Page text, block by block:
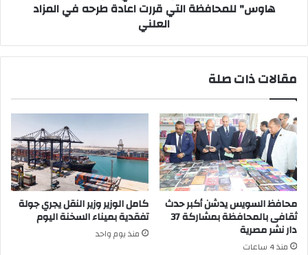
في
العلني
هاوس" للمحافظة التي قررت اعادة طرحه في المزاد
العلني
مقالات ذات صلة
محافظ السويس يدشن أكبر حدث
ثقافى بالمحافظة بمشاركة 37
دار نشر مصرية
منذ 4 ساعات
كامل الوزير وزير النقل يجري جولة
تفقدية بميناء السخنة اليوم
منذ يوم واحد